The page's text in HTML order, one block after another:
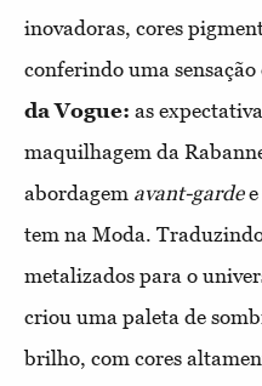
inovadoras, cores
conferindo uma sensação
da Vogue: as
maquilhagem da
abordagem avant-gardee
tem na Moda.
metalizados para o
criou uma paleta de
brilho, com cores